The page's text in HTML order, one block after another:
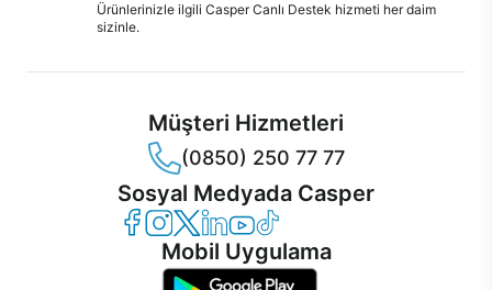
Ürünlerinizle ilgili Casper Canlı Destek hizmeti her daim
sizinle.
Müşteri Hizmetleri
(0850) 250 77 77
Sosyal Medyada Casper
Casper Facebook
Casper Instagram
Casper Twitter
Casper LinkedIn
Casper YouTube
Casper TikTok
Mobil Uygulama